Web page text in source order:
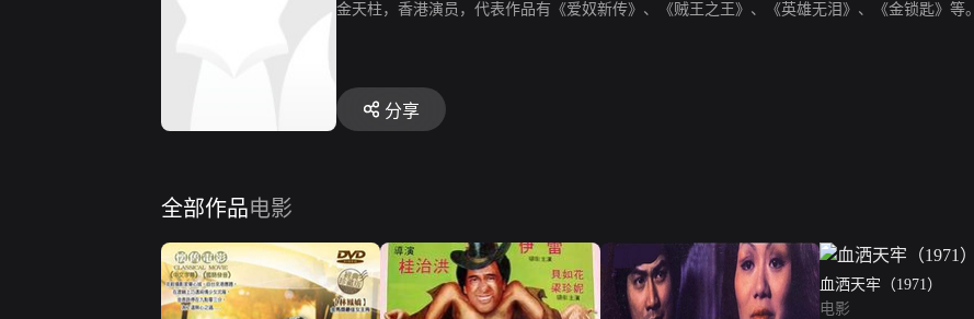
金天柱，香港演员，代表作品有《爱奴新传》、《贼王之王》、《英雄无泪》、《金锁匙》等。
分享
全部作品电影
血洒天牢（1971）
电影